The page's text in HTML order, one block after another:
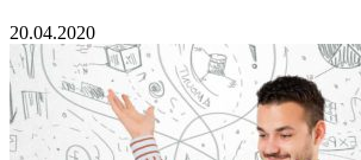
20.04.2020